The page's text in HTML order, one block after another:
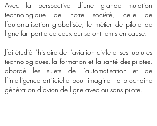
Avec la perspective d’une grande mutation
technologique de notre société, celle de
l’automatisation globalisée, le métier de pilote de
ligne fait partie de ceux qui seront remis en cause.
J’ai étudié l’histoire de l’aviation civile et ses ruptures
technologiques, la formation et la santé des pilotes,
abordé les sujets de l’automatisation et de
l’intelligence artificielle pour imaginer la prochaine
génération d’avion de ligne avec ou sans pilote.